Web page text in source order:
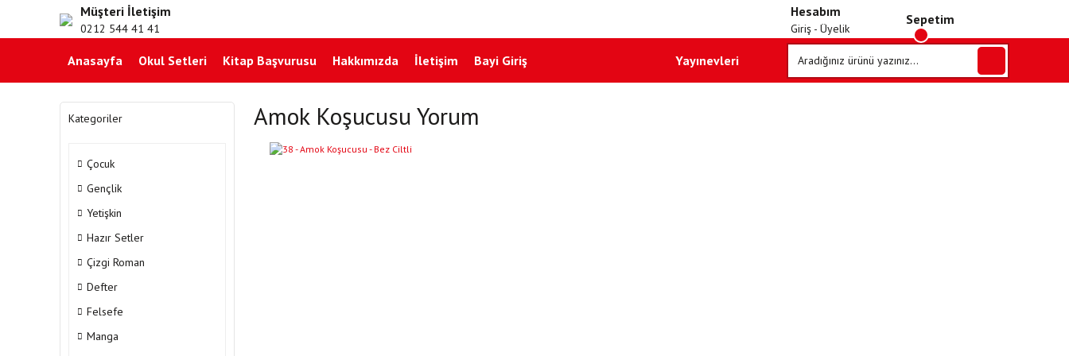
Müşteri İletişim
0212 544 41 41
Hesabım
Giriş - Üyelik
Sepetim
Anasayfa Okul Setleri Kitap Başvurusu Hakkımızda İletişim Bayi Giriş Yayınevleri
Kategoriler
Çocuk
Gençlik
Yetişkin
Hazır Setler
Çizgi Roman
Defter
Felsefe
Manga
Amok Koşucusu Yorum